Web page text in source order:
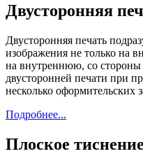
Двусторонняя
Двусторонняя печать
изображения не только на
на внутреннюю, со
двусторонней печати при
несколько оформительских
Подробнее...
Плоское